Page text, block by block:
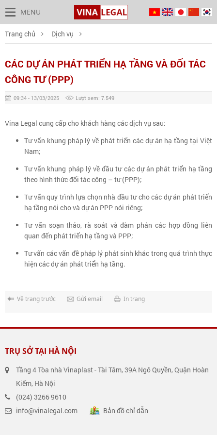
MENU
Trang chủ Dịch vụ
CÁC DỰ ÁN PHÁT TRIỂN HẠ TẦNG VÀ ĐỐI TÁC
CÔNG TƯ (PPP)
09:34 - 13/03/2025 Lượt xem: 7.549
Vina Legal cung cấp cho khách hàng các dịch vụ sau:
Tư vấn khung pháp lý về phát triển các dự án hạ tầng tại Việt
Nam;
Tư vấn khung pháp lý về đầu tư các dự án phát triển hạ tầng
theo hình thức đối tác công – tư (PPP);
Tư vấn quy trình lựa chọn nhà đầu tư cho các dự án phát triển
hạ tầng nói cho và dự án PPP nói riêng;
Tư vấn soạn thảo, rà soát và đàm phán các hợp đồng liên
quan đến phát triển hạ tầng và PPP;
Tư vấn các vấn đề pháp lý phát sinh khác trong quá trình thực
hiện các dự án phát triển hạ tầng.
Về trang trước Gửi email In trang
TRỤ SỞ TẠI HÀ NỘI
Tầng 4 Tòa nhà Vinaplast - Tài Tâm, 39A Ngô Quyền, Quận Hoàn
Kiếm, Hà Nội
(024) 3266 9610
info@vinalegal.com
Bản đồ chỉ dẫn